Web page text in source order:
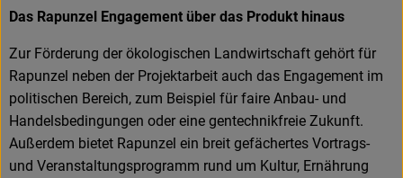
Das Rapunzel Engagement über das Produkt hinaus
Zur Förderung der ökologischen Landwirtschaft gehört für
Rapunzel neben der Projektarbeit auch das Engagement im
politischen Bereich, zum Beispiel für faire Anbau- und
Handelsbedingungen oder eine gentechnikfreie Zukunft.
Außerdem bietet Rapunzel ein breit gefächertes Vortrags-
und Veranstaltungsprogramm rund um Kultur, Ernährung